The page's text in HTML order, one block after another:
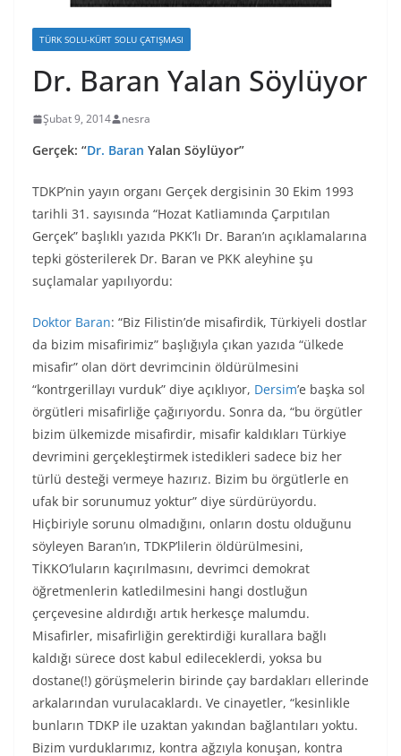
TÜRK SOLU-KÜRT SOLU ÇATIŞMASI
Dr. Baran Yalan Söylüyor
Şubat 9, 2014 nesra
Gerçek: “Dr. Baran Yalan Söylüyor”
TDKP’nin yayın organı Gerçek dergisinin 30 Ekim 1993
tarihli 31. sayısında “Hozat Katliamında Çarpıtılan
Gerçek” başlıklı yazıda PKK’lı Dr. Baran’ın açıklamalarına
tepki gösterilerek Dr. Baran ve PKK aleyhine şu
suçlamalar yapılıyordu:
Doktor Baran: “Biz Filistin’de misafirdik, Türkiyeli dostlar
da bizim misafirimiz” başlığıyla çıkan yazıda “ülkede
misafir” olan dört devrimcinin öldürülmesini
“kontrgerillayı vurduk” diye açıklıyor, Dersim’e başka sol
örgütleri misafirliğe çağırıyordu. Sonra da, “bu örgütler
bizim ülkemizde misafirdir, misafir kaldıkları Türkiye
devrimini gerçekleştirmek istedikleri sadece biz her
türlü desteği vermeye hazırız. Bizim bu örgütlerle en
ufak bir sorunumuz yoktur” diye sürdürüyordu.
Hiçbiriyle sorunu olmadığını, onların dostu olduğunu
söyleyen Baran’ın, TDKP’lilerin öldürülmesini,
TİKKO’luların kaçırılmasını, devrimci demokrat
öğretmenlerin katledilmesini hangi dostluğun
çerçevesine aldırdığı artık herkesçe malumdu.
Misafirler, misafirliğin gerektirdiği kurallara bağlı
kaldığı sürece dost kabul edileceklerdi, yoksa bu
dostane(!) görüşmelerin birinde çay bardakları ellerinde
arkalarından vurulacaklardı. Ve cinayetler, “kesinlikle
bunların TDKP ile uzaktan yakından bağlantıları yoktu.
Bizim vurduklarımız, kontra ağzıyla konuşan, kontra